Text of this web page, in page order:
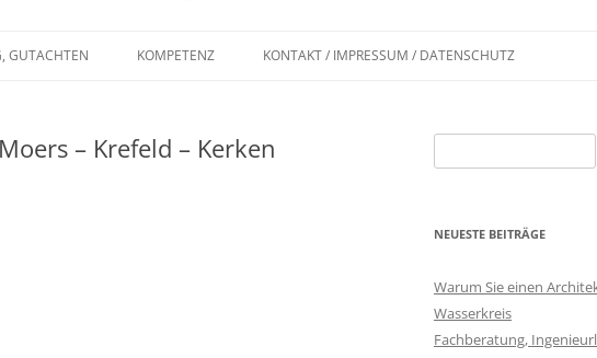
GUTACHTEN KOMPETENZ KONTAKT / IMPRESSUM / DATENSCHUTZ
– Krefeld – Kerken
nach:
NEUESTE BEITRÄGE
Warum Sie einen
Wasserkreis
Fachberatung,